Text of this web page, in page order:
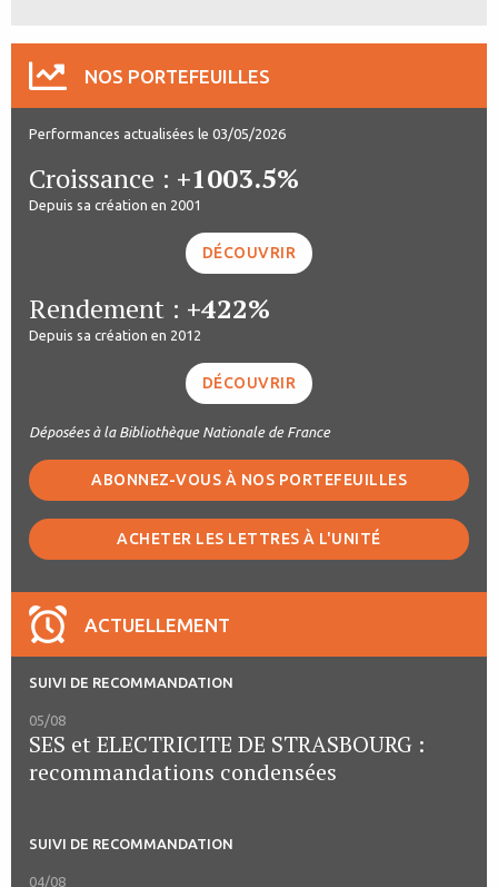
NOS PORTEFEUILLES
Performances actualisées le 03/05/2026
Croissance : +1003.5%
Depuis sa création en 2001
DÉCOUVRIR
Rendement : +422%
Depuis sa création en 2012
DÉCOUVRIR
Déposées à la Bibliothèque Nationale de France
ABONNEZ-VOUS À NOS PORTEFEUILLES
ACHETER LES LETTRES À L'UNITÉ
ACTUELLEMENT
SUIVI DE RECOMMANDATION
05/08
SES et ELECTRICITE DE STRASBOURG :
recommandations condensées
SUIVI DE RECOMMANDATION
04/08